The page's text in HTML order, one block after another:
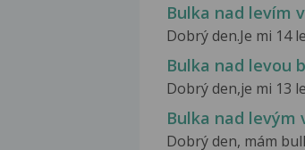
Bulka nad levím
Dobrý den.Je mi 14
Bulka nad levou
Dobrý den,je mi 13
Bulka nad levým
Dobrý den, mám